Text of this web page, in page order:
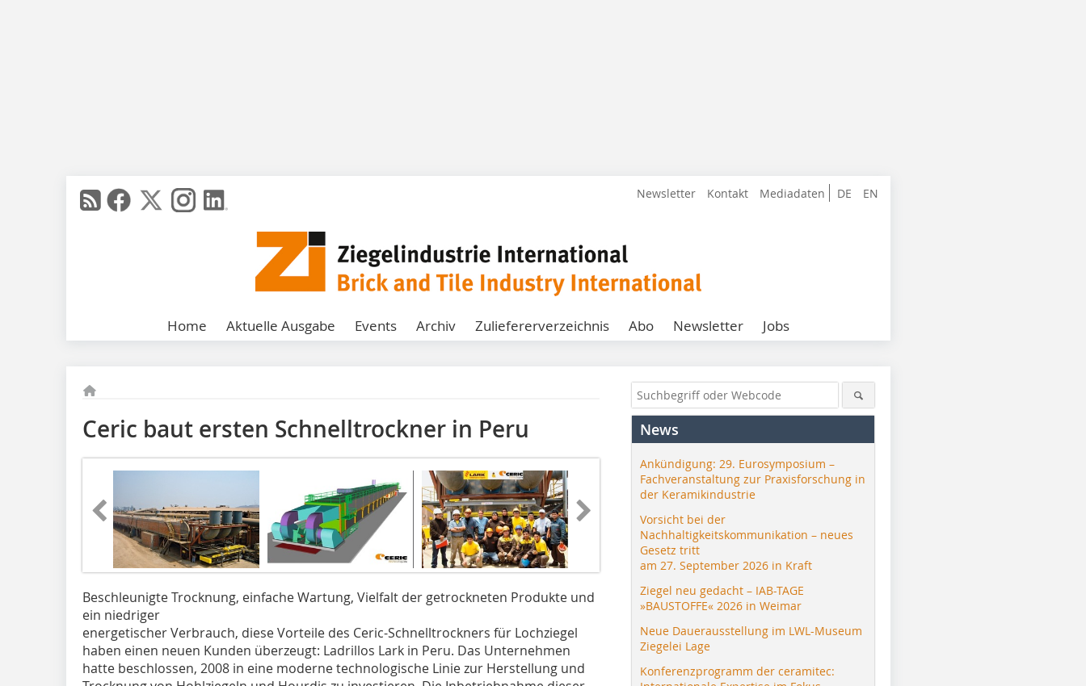
DE EN
Newsletter Kontakt Mediadaten
Home Aktuelle Ausgabe Events Archiv Zuliefererverzeichnis Abo Newsletter Jobs
Ceric baut ersten Schnelltrockner in Peru
Beschleunigte Trocknung, einfache Wartung, Vielfalt der getrockneten Produkte und
ein niedriger
energetischer Verbrauch, diese Vorteile des Ceric-Schnelltrockners für Lochziegel
haben einen neuen Kunden überzeugt: Ladrillos Lark in Peru. Das Unternehmen
hatte beschlossen, 2008 in eine moderne technologische Linie zur Herstellung und
News
Ankündigung: 29. Eurosymposium –
Fachveranstaltung zur Praxisforschung in
der Keramikindustrie
Vorsicht bei der
Nachhaltigkeitskommunikation – neues
Gesetz tritt
am 27. September 2026 in Kraft
Ziegel neu gedacht – IAB-TAGE
»BAUSTOFFE« 2026 in Weimar
Neue Dauerausstellung im LWL-Museum
Ziegelei Lage
Konferenzprogramm der ceramitec: